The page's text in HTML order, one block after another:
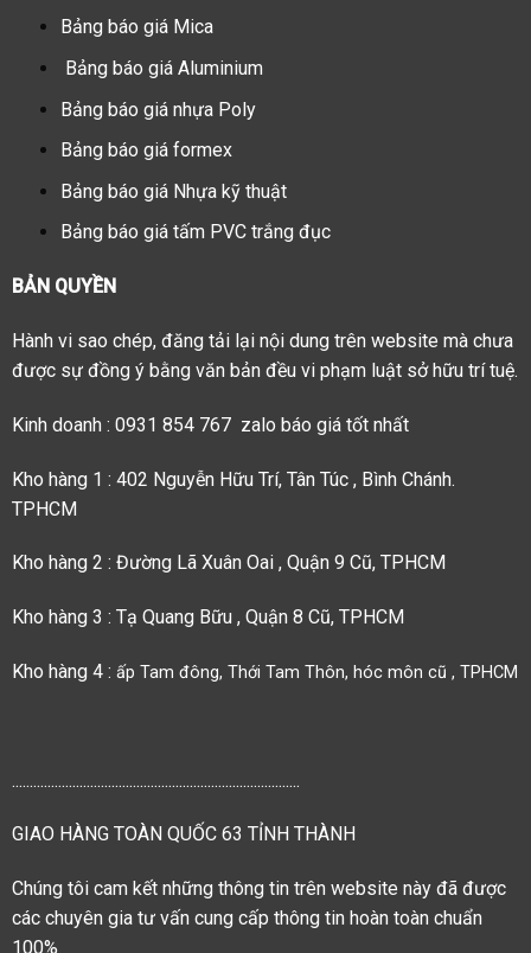
Bảng báo giá Mica
Bảng báo giá Aluminium
Bảng báo giá nhựa Poly
Bảng báo giá formex
Bảng báo giá Nhựa kỹ thuật
Bảng báo giá tấm PVC trắng đục
BẢN QUYỀN
Hành vi sao chép, đăng tải lại nội dung trên website mà chưa
được sự đồng ý bằng văn bản đều vi phạm luật sở hữu trí tuệ.
Kinh doanh : 0931 854 767 zalo báo giá tốt nhất
Kho hàng 1 : 402 Nguyễn Hữu Trí, Tân Túc , Bình Chánh.
TPHCM
Kho hàng 2 : Đường Lã Xuân Oai , Quận 9 Cũ, TPHCM
Kho hàng 3 : Tạ Quang Bữu , Quận 8 Cũ, TPHCM
Kho hàng 4 : ấp Tam đông, Thới Tam Thôn, hóc môn cũ , TPHCM
.................................................................................
GIAO HÀNG TOÀN QUỐC 63 TỈNH THÀNH
Chúng tôi cam kết những thông tin trên website này đã được
các chuyên gia tư vấn cung cấp thông tin hoàn toàn chuẩn
100%